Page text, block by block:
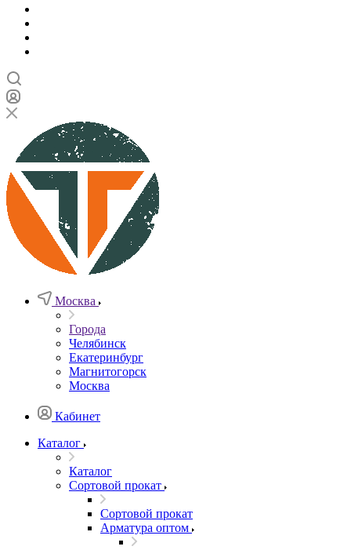
Москва
Города
Челябинск
Екатеринбург
Магнитогорск
Москва
Кабинет
Каталог
Каталог
Сортовой прокат
Сортовой прокат
Арматура оптом